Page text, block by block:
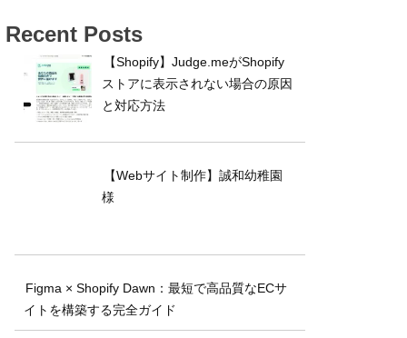
Recent Posts
【Shopify】Judge.meがShopify
ストアに表示されない場合の原因
と対応方法
【Webサイト制作】誠和幼稚園
様
Figma × Shopify Dawn：最短で高品質なECサ
イトを構築する完全ガイド